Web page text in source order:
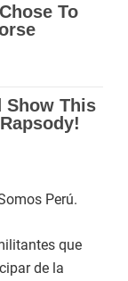
Perú.
que
de la